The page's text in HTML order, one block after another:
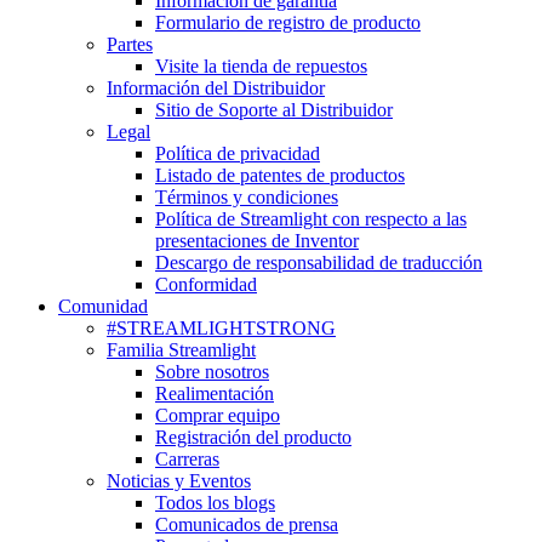
Formulario de registro de producto
Partes
Visite la tienda de repuestos
Información del Distribuidor
Sitio de Soporte al Distribuidor
Legal
Política de privacidad
Listado de patentes de productos
Términos y condiciones
Política de Streamlight con respecto a las
presentaciones de Inventor
Descargo de responsabilidad de traducción
Conformidad
Comunidad
#STREAMLIGHTSTRONG
Familia Streamlight
Sobre nosotros
Realimentación
Comprar equipo
Registración del producto
Carreras
Noticias y Eventos
Todos los blogs
Comunicados de prensa